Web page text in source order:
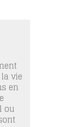
vie
en
ou